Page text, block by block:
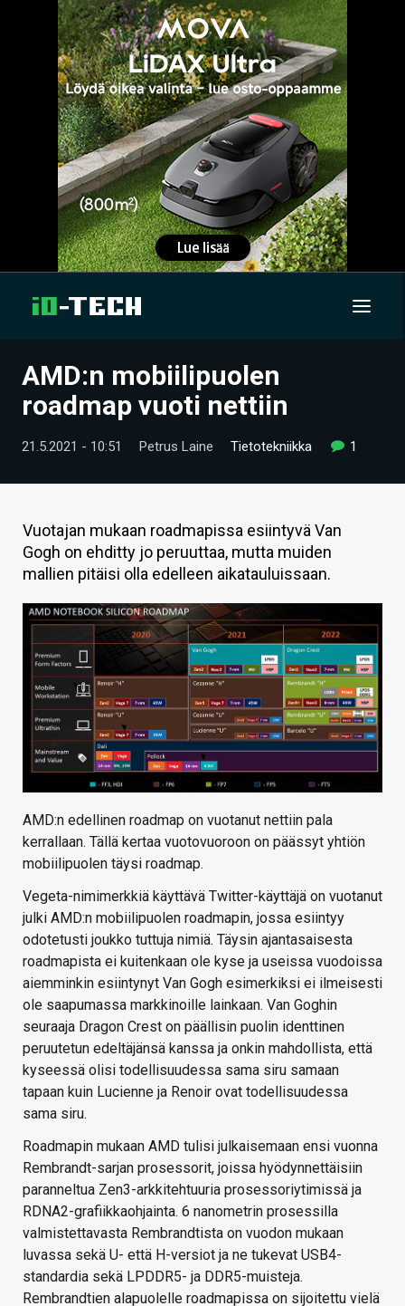
UUTISET
TIETOA
HINTA.FI
KAUPPA
VAIHDA TEEMA
HAKU
AMD:n mobiilipuolen
roadmap vuoti nettiin
21.5.2021 - 10:51 Petrus Laine Tietotekniikka 1
Vuotajan mukaan roadmapissa esiintyvä Van
Gogh on ehditty jo peruuttaa, mutta muiden
mallien pitäisi olla edelleen aikatauluissaan.
AMD:n edellinen roadmap on vuotanut nettiin pala
kerrallaan. Tällä kertaa vuotovuoroon on päässyt yhtiön
mobiilipuolen täysi roadmap.
Vegeta-nimimerkkiä käyttävä Twitter-käyttäjä on vuotanut
julki AMD:n mobiilipuolen roadmapin, jossa esiintyy
odotetusti joukko tuttuja nimiä. Täysin ajantasaisesta
roadmapista ei kuitenkaan ole kyse ja useissa vuodoissa
aiemminkin esiintynyt Van Gogh esimerkiksi ei ilmeisesti
ole saapumassa markkinoille lainkaan. Van Goghin
seuraaja Dragon Crest on päällisin puolin identtinen
peruutetun edeltäjänsä kanssa ja onkin mahdollista, että
kyseessä olisi todellisuudessa sama siru samaan
tapaan kuin Lucienne ja Renoir ovat todellisuudessa
sama siru.
Roadmapin mukaan AMD tulisi julkaisemaan ensi vuonna
Rembrandt-sarjan prosessorit, joissa hyödynnettäisiin
paranneltua Zen3-arkkitehtuuria prosessoriytimissä ja
RDNA2-grafiikkaohjainta. 6 nanometrin prosessilla
valmistettavasta Rembrandtista on vuodon mukaan
luvassa sekä U- että H-versiot ja ne tukevat USB4-
standardia sekä LPDDR5- ja DDR5-muisteja.
Rembrandtien alapuolelle roadmapissa on sijoitettu vielä